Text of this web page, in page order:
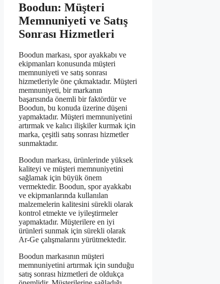
Boodun: Müşteri
Memnuniyeti ve Satış
Sonrası Hizmetleri
Boodun markası, spor ayakkabı ve
ekipmanları konusunda müşteri
memnuniyeti ve satış sonrası
hizmetleriyle öne çıkmaktadır. Müşteri
memnuniyeti, bir markanın
başarısında önemli bir faktördür ve
Boodun, bu konuda üzerine düşeni
yapmaktadır. Müşteri memnuniyetini
artırmak ve kalıcı ilişkiler kurmak için
marka, çeşitli satış sonrası hizmetler
sunmaktadır.
Boodun markası, ürünlerinde yüksek
kaliteyi ve müşteri memnuniyetini
sağlamak için büyük önem
vermektedir. Boodun, spor ayakkabı
ve ekipmanlarında kullanılan
malzemelerin kalitesini sürekli olarak
kontrol etmekte ve iyileştirmeler
yapmaktadır. Müşterilere en iyi
ürünleri sunmak için sürekli olarak
Ar-Ge çalışmalarını yürütmektedir.
Boodun markasının müşteri
memnuniyetini artırmak için sunduğu
satış sonrası hizmetleri de oldukça